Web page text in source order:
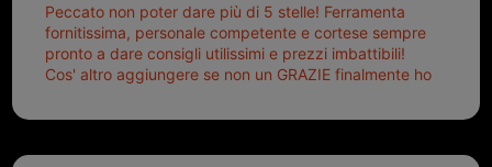
Peccato non poter dare più di 5 stelle! Ferramenta
fornitissima, personale competente e cortese sempre
pronto a dare consigli utilissimi e prezzi imbattibili!
Cos' altro aggiungere se non un GRAZIE finalmente ho
mio riferimento. Ah dimenticavo...da loro sono riuscita
Top top top!!!